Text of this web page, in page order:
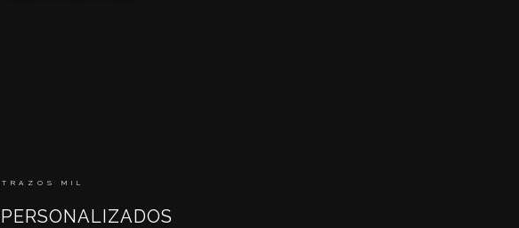
TRAZOS MIL
PERSONALIZADOS